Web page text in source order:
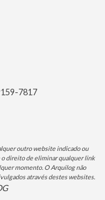
7817
outro website indicado ou
o direito de eliminar qualquer link
momento. O Arquilog não
através destes websites.